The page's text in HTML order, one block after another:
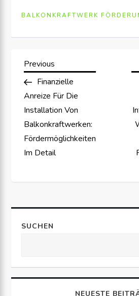
BALKONKRAFTWERK
B
e
i
t
r
g
s
a
Previous
Post
Previous
Finanzielle
Anreize Für Die
Installation Von
Balkonkraftwerken:
Fördermöglichkeiten
Im Detail
SUCHEN
NEUESTE